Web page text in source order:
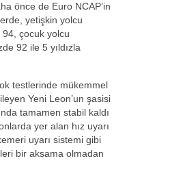
önce de Euro NCAP’in
yetişkin yolcu
94, çocuk yolcu
92 ile 5 yıldızla
testlerinde mükemmel
Yeni Leon’un şasisi
tamamen stabil kaldı
yer alan hız uyarı
uyarı sistemi gibi
bir aksama olmadan